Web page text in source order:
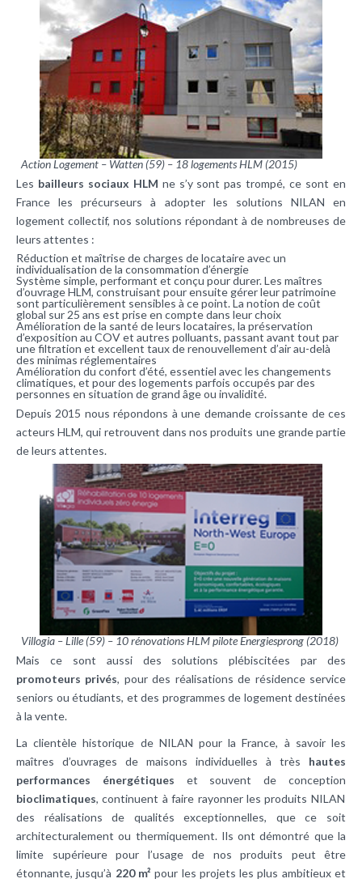
Action Logement – Watten (59) – 18 logements HLM (2015)
Les bailleurs sociaux HLM ne s’y sont pas trompé, ce sont en
France les précurseurs à adopter les solutions NILAN en
logement collectif, nos solutions répondant à de nombreuses de
leurs attentes :
Réduction et maîtrise de charges de locataire avec un
individualisation de la consommation d’énergie
Système simple, performant et conçu pour durer. Les maîtres
d’ouvrage HLM, construisant pour ensuite gérer leur patrimoine
sont particulièrement sensibles à ce point. La notion de coût
global sur 25 ans est prise en compte dans leur choix
Amélioration de la santé de leurs locataires, la préservation
d’exposition au COV et autres polluants, passant avant tout par
une filtration et excellent taux de renouvellement d’air au-delà
des minimas réglementaires
Amélioration du confort d’été, essentiel avec les changements
climatiques, et pour des logements parfois occupés par des
personnes en situation de grand âge ou invalidité.
Depuis 2015 nous répondons à une demande croissante de ces
acteurs HLM, qui retrouvent dans nos produits une grande partie
de leurs attentes.
Villogia – Lille (59) – 10 rénovations HLM pilote Energiesprong (2018)
Mais ce sont aussi des solutions plébiscitées par des
promoteurs privés, pour des réalisations de résidence service
seniors ou étudiants, et des programmes de logement destinées
à la vente.
La clientèle historique de NILAN pour la France, à savoir les
maîtres d’ouvrages de maisons individuelles à très hautes
performances énergétiques et souvent de conception
bioclimatiques, continuent à faire rayonner les produits NILAN
des réalisations de qualités exceptionnelles, que ce soit
architecturalement ou thermiquement. Ils ont démontré que la
limite supérieure pour l’usage de nos produits peut être
étonnante, jusqu’à 220 m² pour les projets les plus ambitieux et